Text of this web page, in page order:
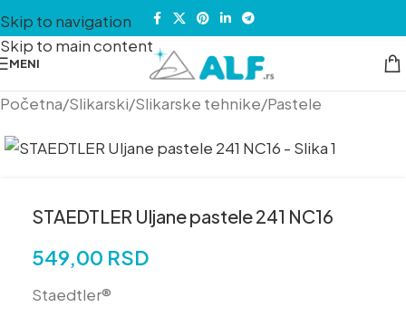
Skip to navigation
Skip to main content
MENI
Početna/Slikarski/Slikarske tehnike/Pastele
STAEDTLER Uljane pastele 241 NC16
549,00 RSD
Staedtler®